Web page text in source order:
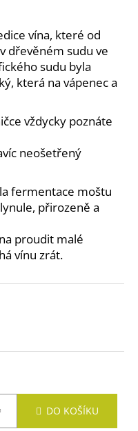
vína, které od
dřevěném sudu ve
sudu byla
která na vápenec a
vždycky poznáte
neošetřený
fermentace moštu
přirozeně a
proudit malé
vínu zrát.
DO KOŠÍKU